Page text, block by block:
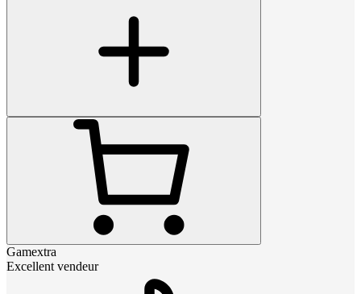
Gamextra
Excellent vendeur